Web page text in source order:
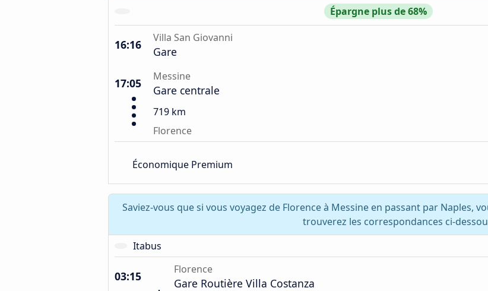
Épargne plus de 68%
16:16 Villa San Giovanni
Gare
17:05 Messine
Gare centrale
719 km
Florence
Économique Premium
Saviez-vous que si vous voyagez de Florence à Messine en passant par Naples,
trouverez les correspondances ci-
Itabus
03:15 Florence
Gare Routière Villa Costanza